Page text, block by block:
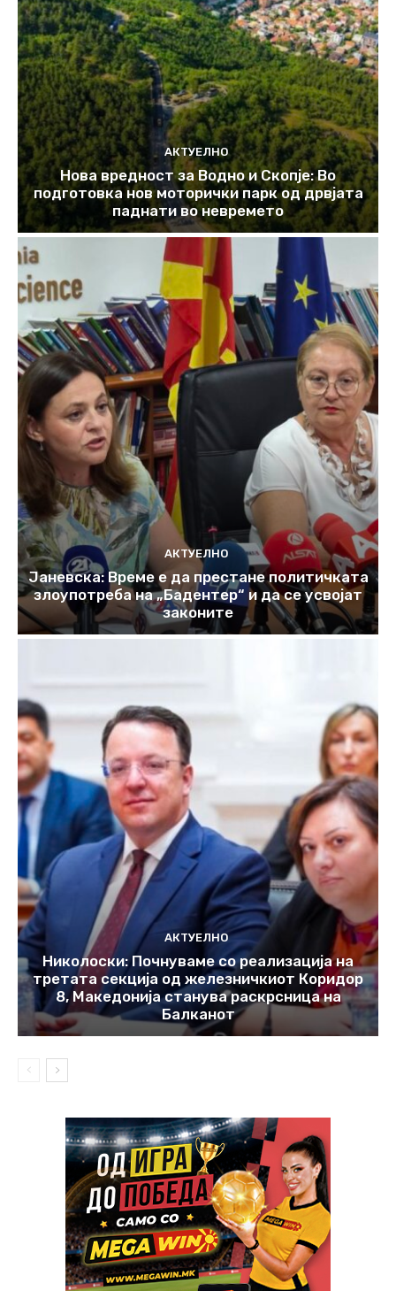
АКТУЕЛНО
Нова вредност за Водно и Скопје: Во
подготовка нов моторички парк од дрвјата
паднати во невремето
АКТУЕЛНО
Јаневска: Време е да престане политичката
злоупотреба на „Бадентер“ и да се усвојат
законите
АКТУЕЛНО
Николоски: Почнуваме со реализација на
третата секција од железничкиот Коридор
8, Македонија станува раскрсница на
Балканот